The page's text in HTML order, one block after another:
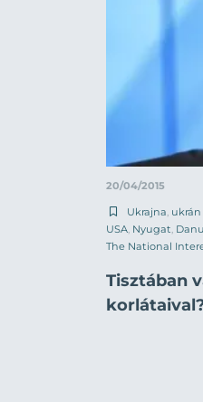
20/04/2015
Ukrajna ukrán
USA Nyugat
The National
Tisztában